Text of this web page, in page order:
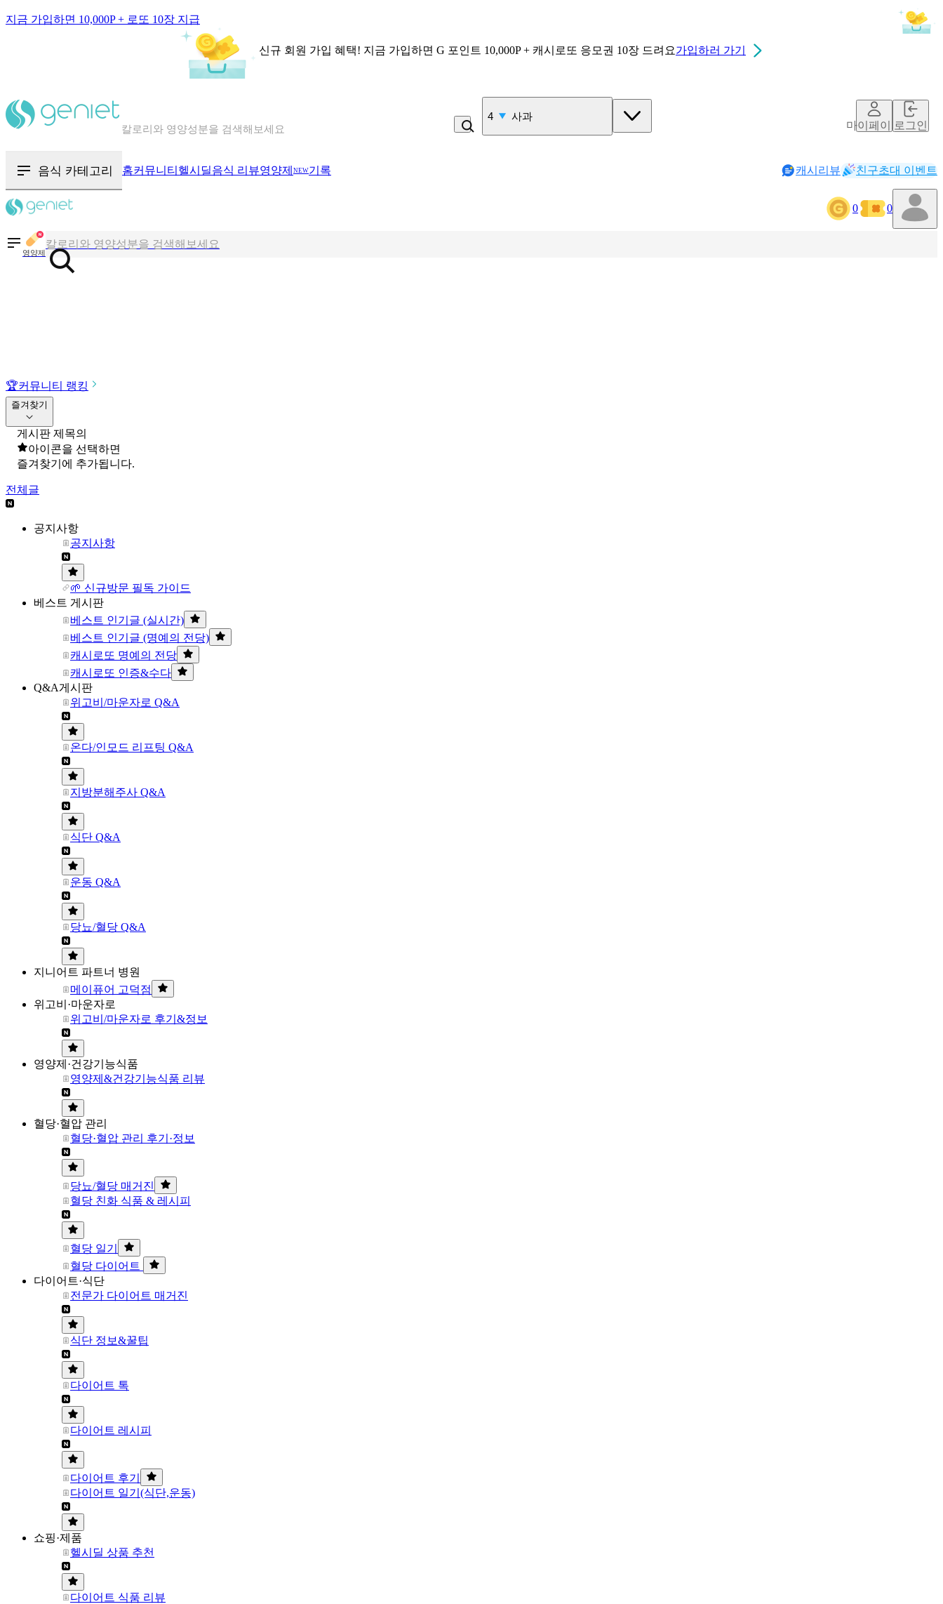
지금 가입하면 10,000P + 로또 10장 지급
신규 회원 가입 혜택! 지금 가입하면 G 포인트 10,000P + 캐시로또 응모권 10장 드려요가입하러 가기
혈당 · 다이어트 음식 검색해보세요
4 사과
마이페이지로그인
음식 카테고리 홈커뮤니티 헬시딜음식 리뷰영양제 NEW기록 캐시리뷰 친구초대 이벤트
0 0
영양제
혈당 · 다이어트 음식 검색해보세요
음식 · 영양제 리뷰를 찾아보세요
🏆커뮤니티 랭킹
즐겨찾기
게시판 제목의
아이콘을 선택하면
즐겨찾기에 추가됩니다.
전체글
공지사항
공지사항
🌱 신규방문 필독 가이드
베스트 게시판
베스트 인기글 (실시간)
베스트 인기글 (명예의 전당)
캐시로또 명예의 전당
캐시로또 인증&수다
Q&A게시판
위고비/마운자로 Q&A
온다/인모드 리프팅 Q&A
지방분해주사 Q&A
식단 Q&A
운동 Q&A
당뇨/혈당 Q&A
지니어트 파트너 병원
메이퓨어 고덕점
위고비·마운자로
위고비/마운자로 후기&정보
영양제·건강기능식품
영양제&건강기능식품 리뷰
혈당·혈압 관리
혈당·혈압 관리 후기·정보
당뇨/혈당 매거진
혈당 친화 식품 & 레시피
혈당 일기
혈당 다이어트
다이어트·식단
전문가 다이어트 매거진
식단 정보&꿀팁
다이어트 톡
다이어트 레시피
다이어트 후기
다이어트 일기(식단,운동)
쇼핑·제품
헬시딜 상품 추천
다이어트 식품 리뷰